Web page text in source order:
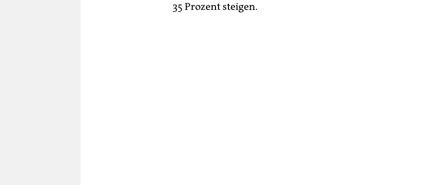
35 Prozent steigen.